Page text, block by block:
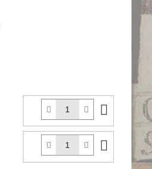
Do
košíku
Do
košíku